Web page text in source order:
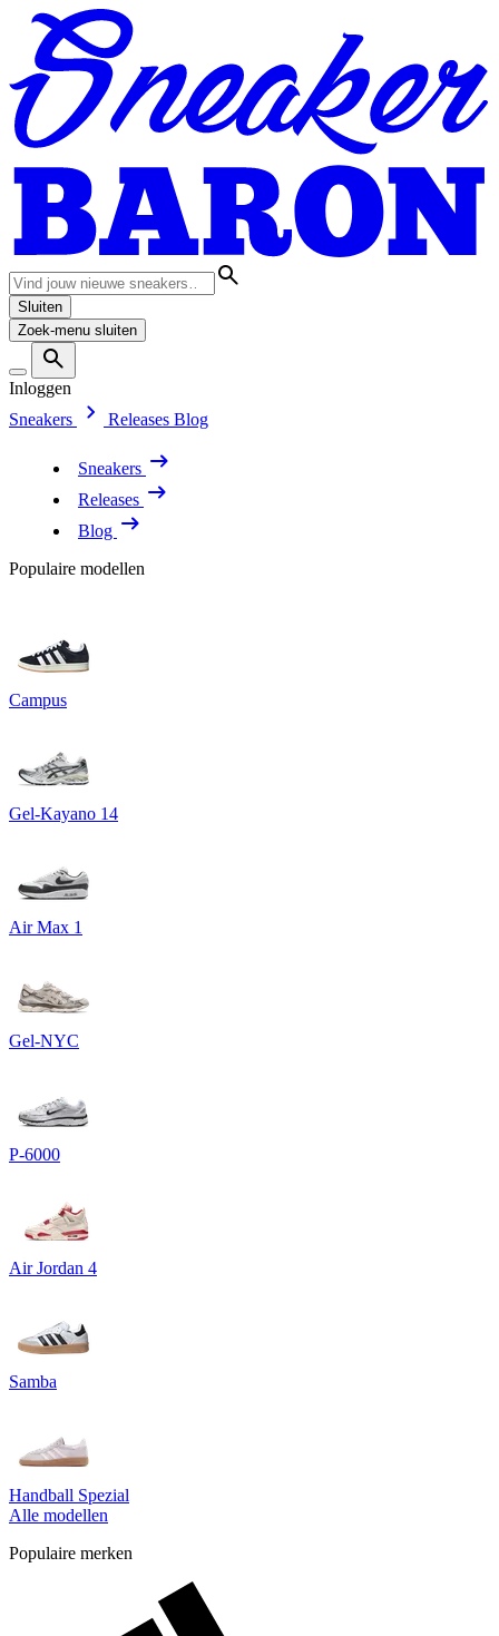
Sluiten
Zoek-menu sluiten
Inloggen
Sneakers
Releases Blog
Sneakers
Releases
Blog
Populaire modellen
Campus
Gel-Kayano 14
Air Max 1
Gel-NYC
P-6000
Air Jordan 4
Samba
Handball Spezial
Alle modellen
Populaire merken